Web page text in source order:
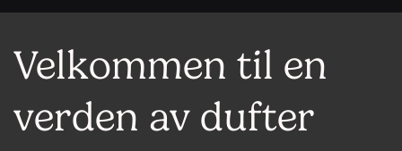
Velkommen til en
verden av dufter